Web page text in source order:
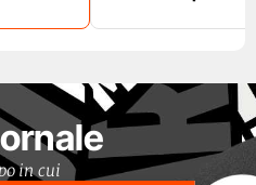
in cui